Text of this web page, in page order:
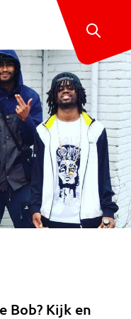
Bob? Kijk en